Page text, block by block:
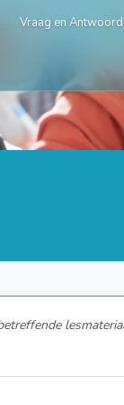
Vraag en Antwoord